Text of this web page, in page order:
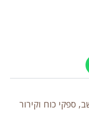
ספקי כוח וקירור